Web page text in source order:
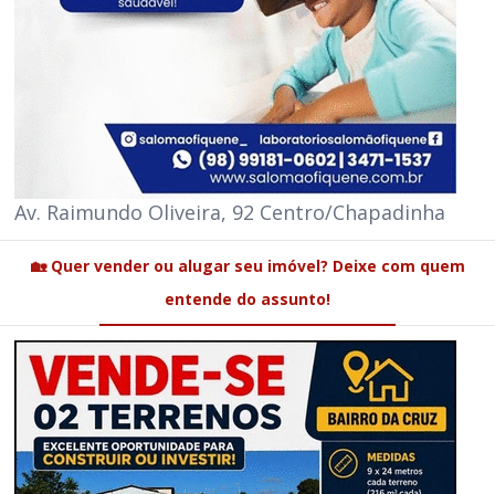
Av. Raimundo Oliveira, 92 Centro/Chapadinha
🏡 Quer vender ou alugar seu imóvel? Deixe com quem
entende do assunto!